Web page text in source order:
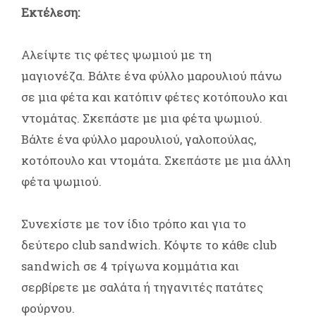
Εκτέλεση:
Αλείψτε τις φέτες ψωμιού με τη
μαγιονέζα. Βάλτε ένα φύλλο μαρουλιού πάνω
σε μια φέτα και κατόπιν φέτες κοτόπουλο και
ντομάτας. Σκεπάστε με μια φέτα ψωμιού.
Βάλτε ένα φύλλο μαρουλιού, γαλοπούλας,
κοτόπουλο και ντομάτα. Σκεπάστε με μια άλλη
φέτα ψωμιού.
Συνεχίστε με τον ίδιο τρόπο και για το
δεύτερο club sandwich. Κόψτε το κάθε club
sandwich σε 4 τρίγωνα κομμάτια και
σερβίρετε με σαλάτα ή τηγανιτές πατάτες
φούρνου.